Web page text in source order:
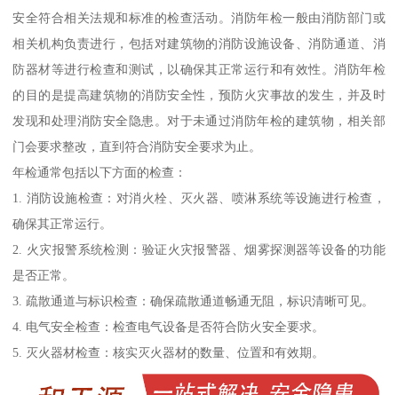
安全符合相关法规和标准的检查活动。消防年检一般由消防部门或
相关机构负责进行，包括对建筑物的消防设施设备、消防通道、消
防器材等进行检查和测试，以确保其正常运行和有效性。消防年检
的目的是提高建筑物的消防安全性，预防火灾事故的发生，并及时
发现和处理消防安全隐患。对于未通过消防年检的建筑物，相关部
门会要求整改，直到符合消防安全要求为止。
年检通常包括以下方面的检查：
1. 消防设施检查：对消火栓、灭火器、喷淋系统等设施进行检查，
确保其正常运行。
2. 火灾报警系统检测：验证火灾报警器、烟雾探测器等设备的功能
是否正常。
3. 疏散通道与标识检查：确保疏散通道畅通无阻，标识清晰可见。
4. 电气安全检查：检查电气设备是否符合防火安全要求。
5. 灭火器材检查：核实灭火器材的数量、位置和有效期。